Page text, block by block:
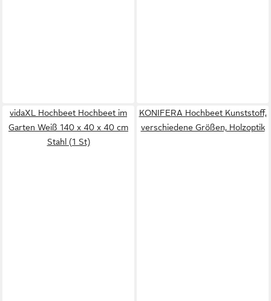
vidaXL Hochbeet Hochbeet im
Garten Weiß 140 x 40 x 40 cm
Stahl (1 St)
KONIFERA Hochbeet Kunststoff,
verschiedene Größen, Holzoptik